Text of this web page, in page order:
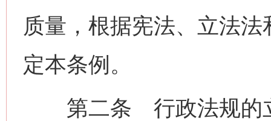
质量，根据宪法、立法
定本条例。
第二条 行政法规的立